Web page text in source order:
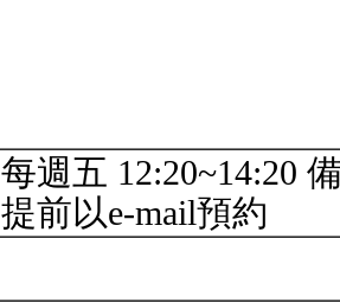
每週五 12:20~14:20
提前以e-mail預約